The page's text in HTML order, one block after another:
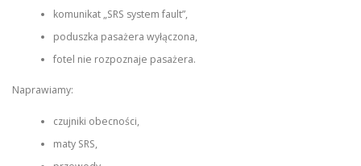
komunikat „SRS system fault”,
poduszka pasażera wyłączona,
fotel nie rozpoznaje pasażera.
Naprawiamy:
czujniki obecności,
maty SRS,